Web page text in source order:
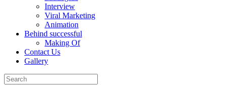
Interview
Viral Marketing
Animation
Behind successful
Making Of
Contact Us
Gallery